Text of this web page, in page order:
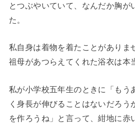
とつぶやいていて、なんだか胸が
た。
私自身は着物を着たことがありま
祖母があつらえてくれた浴衣は本
私が小学校五年生のときに「もう
く身長が伸びることはないだろう
を作ろうね」と言って、紺地に赤